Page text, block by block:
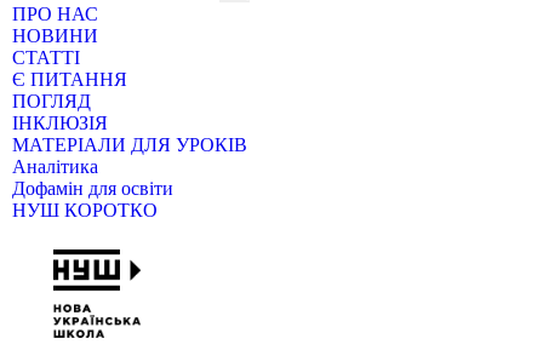
ПРО НАС
НОВИНИ
СТАТТІ
Є ПИТАННЯ
ПОГЛЯД
ІНКЛЮЗІЯ
МАТЕРІАЛИ ДЛЯ УРОКІВ
Аналітика
Дофамін для освіти
НУШ КОРОТКО